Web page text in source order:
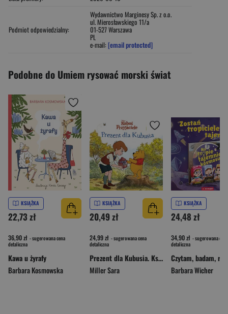
Podmiot odpowiedzialny:
Wydawnictwo Marginesy Sp. z o.o.
ul. Mierosławskiego 11/a
01-527 Warszawa
PL
e-mail: [email protected]
Podobne do Umiem rysować morski świat
KSIĄŻKA
22,73 zł
36,90 zł - sugerowana cena
detaliczna
Kawa u żyrafy
Barbara Kosmowska
KSIĄŻKA
20,49 zł
24,99 zł - sugerowana cena
detaliczna
Prezent dla Kubusia. Książka z okienkami. Disney Kubuś i Przyjaciele
Miller Sara
KSIĄŻKA
24,48 zł
34,90 zł - sugerowana cena
detaliczna
Barbara Wicher